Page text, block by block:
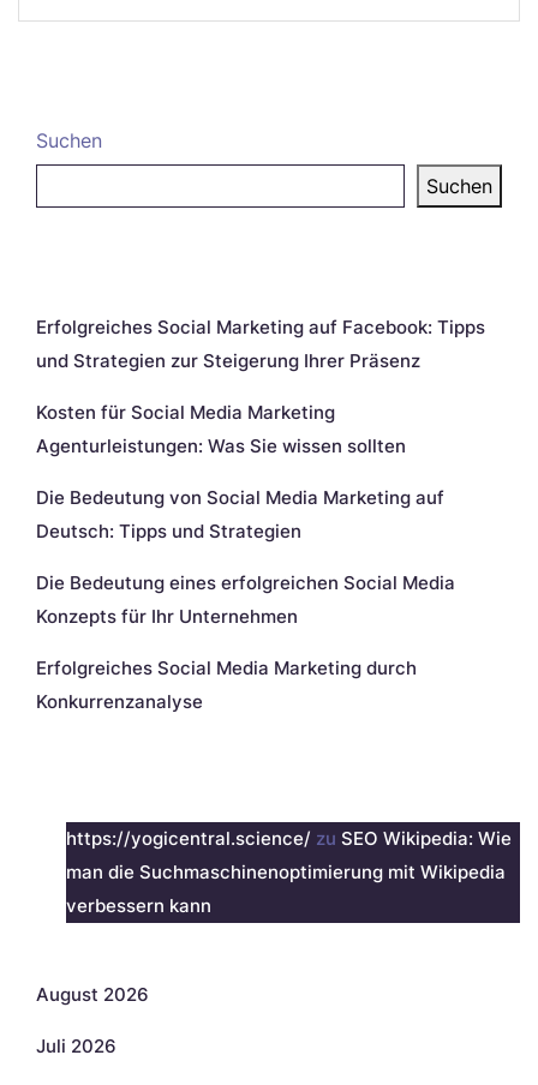
Suchen
Suchen
Erfolgreiches Social Marketing auf Facebook: Tipps
und Strategien zur Steigerung Ihrer Präsenz
Kosten für Social Media Marketing
Agenturleistungen: Was Sie wissen sollten
Die Bedeutung von Social Media Marketing auf
Deutsch: Tipps und Strategien
Die Bedeutung eines erfolgreichen Social Media
Konzepts für Ihr Unternehmen
Erfolgreiches Social Media Marketing durch
Konkurrenzanalyse
https://yogicentral.science/ zu SEO Wikipedia: Wie
man die Suchmaschinenoptimierung mit Wikipedia
verbessern kann
August 2026
Juli 2026